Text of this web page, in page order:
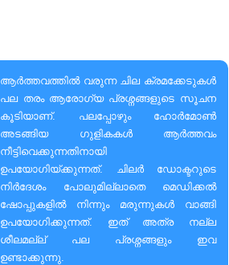
ആര്‍ത്തവത്തില്‍ വരുന്ന ചില ക്രമക്കേടുകള്‍
പല തരം ആരോഗ്യ പ്രശ്നങ്ങളുടെ സൂചന
കൂടിയാണ്. പലപ്പോഴും ഹോര്‍മോണ്‍
അടങ്ങിയ ഗുളികകള്‍ ആര്‍ത്തവം
നീട്ടിവെക്കുന്നതിനായി
ഉപയോഗിയ്ക്കുന്നത്. ചിലര്‍ ഡോക്ടറുടെ
നിര്‍ദേശം പോലുമില്ലാതെ മെഡിക്കല്‍
ഷോപ്പുകളില്‍ നിന്നും മരുന്നുകള്‍ വാങ്ങി
ഉപയോഗിക്കുന്നത്. ഇത് അത്ര നല്ല
ശീലമല്ല് പല പ്രശ്നങ്ങളും ഇവ
ഉണ്ടാക്കുന്നു.